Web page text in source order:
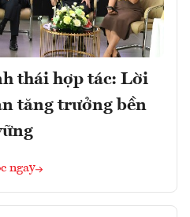
thái hợp tác: Lời
tăng trưởng bền
ngay